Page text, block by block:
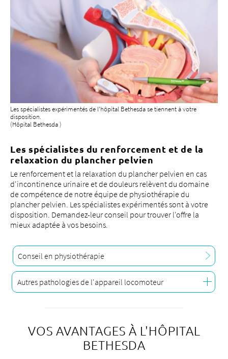
Du lundi au vendredi de 8h00 à 17h00
+41 61 315 28 11
frauen@bethesda-spital.ch
Vers le centre de la vessie et du plancher
Vers le formulaire d'attribution
Si les méthodes conservatrices ne donnent pas le résultat
escompté, une opération peut s'avérer nécessaire.
L'intervention peut concerner soit la vessie, soit le
plancher pelvien. Grâce aux nombreuses possibilités,
nous pouvons vous proposer une thérapie individualisée
qui répond exactement à vos besoins et qui améliore à
nouveau votre qualité de vie à long terme. Les spécialistes
centre du plancher pelviende l'hôpital Bethesda
peuvent traiter des cas complexes de manière
interdisciplinaire et se tiennent à votre disposition.
Du lundi au vendredi de 8h00 à 17h00
+41 61 315 28 11
frauen@bethesda-spital. ch
pelvien
Les spécialistes expérimentés de l'hôpital Bethesda se tiennent à votre
disposition.
(Hôpital Bethesda )
Les spécialistes du renforcement et de la
relaxation du plancher pelvien
Le renforcement et la relaxation du plancher pelvien en cas
d'incontinence urinaire et de douleurs relèvent du domaine
de compétence de notre équipe de physiothérapie du
plancher pelvien. Les spécialistes expérimentés sont à votre
disposition. Demandez-leur conseil pour trouver l'offre la
mieux adaptée à vos besoins.
Conseil en physiothérapie
Autres pathologies de l'appareil locomoteur
Arthrose
Dysfonctionnement du plancher pelvien
VOS AVANTAGES À L'HÔPITAL
BETHESDA